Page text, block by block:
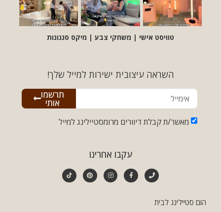
הום סטיילינג לבית
השראה עיצובית ישירות למייל שלך!
מאשר/ת קבלת דיוורים מרומסטיילינג למייל
תרשמו
אותי
עקבו אחרינו
טוויסט אישי | משחקי צבע | מיקס סגנונות